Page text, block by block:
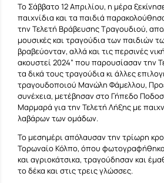
Το Σάββατο 12 Απριλίου, η μέρα
παιχνίδια και τα παιδιά
την Τελετή Βράβευσης Τραγουδιού,
μουσικές και τραγούδια των παιδιών
βραβεύονταν, αλλά και τις περσινές
ακουστεί 2024” που παρουσίασαν την
τα δικά τους τραγούδια κι άλλες
τραγουδοποιού Μανώλη Φάμελλου,
συνέχεια, μετέβησαν στο Γήπεδο
Μαρμαρά για την Τελετή Λήξης με
λαβάρων των ομάδων.
Το μεσημέρι απόλαυσαν την τρίωρη
Τορωναίο Κόλπο, όπου
και αγριοκάτσικα, τραγούδησαν και
το δέκα και στις τρεις γλώσσες.